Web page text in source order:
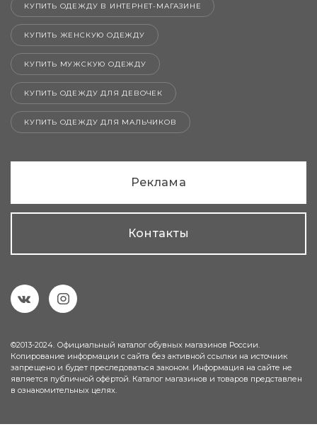
КУПИТЬ ОДЕЖДУ В ИНТЕРНЕТ-МАГАЗИНЕ
КУПИТЬ ЖЕНСКУЮ ОДЕЖДУ
КУПИТЬ МУЖСКУЮ ОДЕЖДУ
КУПИТЬ ОДЕЖДУ ДЛЯ ДЕВОЧЕК
КУПИТЬ ОДЕЖДУ ДЛЯ МАЛЬЧИКОВ
Реклама
Контакты
©2013-2024. Официальный каталог обувных магазинов России.
Копирование информации с сайта без активной ссылки на источник
запрещено и будет преследоваться законом. Информация на сайте не
является публичной офёртой. Каталог магазинов и товаров представлен
в ознакомительных целях.